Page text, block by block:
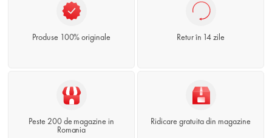
Produse 100% originale Retur în 14 zile
Peste 200 de magazine in
Romania
Ridicare gratuita din magazine